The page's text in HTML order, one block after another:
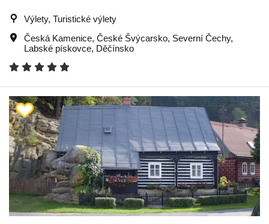
Výlety, Turistické výlety
Česká Kamenice, České Švýcarsko, Severní Čechy,
Labské pískovce, Děčínsko